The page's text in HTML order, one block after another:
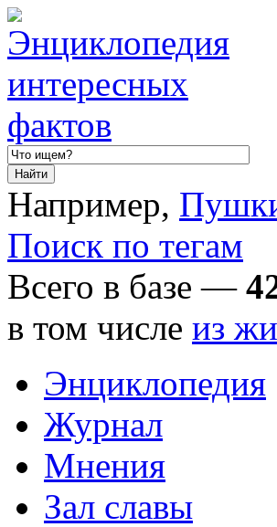
Например,
Поиск по тегам
Всего в базе —
в том числе из
Энциклопедия
Журнал
Мнения
Зал славы